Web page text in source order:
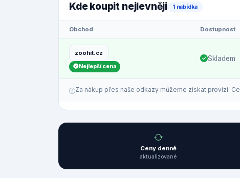
Kde koupit nejlevněji 1 nabídka
Obchod Dostupnost
zoohit.cz
Nejlepší cena
Skladem
Za nákup přes naše odkazy můžeme získat provizi.
Ceny denně
aktualizované